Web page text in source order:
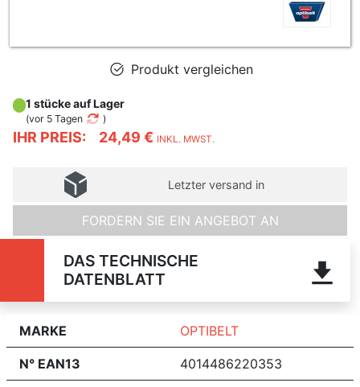
Produkt vergleichen
IHR PREIS: 24,49 € INKL. MWST.
1 stücke auf Lager
(vor 5 Tagen )
Letzter versand in
FORDERN SIE EIN ANGEBOT AN
DAS TECHNISCHE
DATENBLATT
MARKE OPTIBELT
N° EAN13 4014486220353